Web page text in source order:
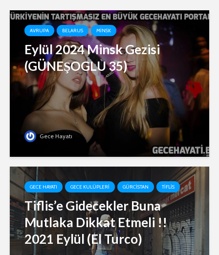
AVRUPA BELARUS MINSK
Eylül 2024 Minsk Gezisi
(GÜNEŞOGLU 35)
Gece Hayatı
GECE HAYATI GECE KULÜPLERI GÜRCISTAN TIFLIS
Tiflis’e Gidecekler Buna
Mutlaka Dikkat Etmeli !!
2021 Eylül (El Turco)